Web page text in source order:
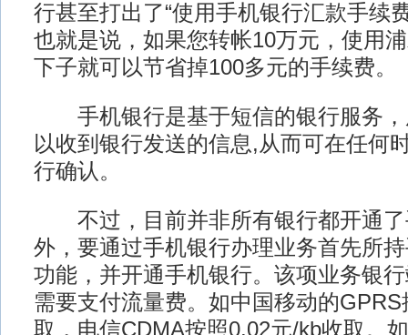
行甚至打出了“使用手机银行汇款手续
也就是说，如果您转帐10万元，使用
下子就可以节省掉100多元的手续费。
手机银行是基于短信的银行服务，
以收到银行发送的信息,从而可在任何
行确认。
不过，目前并非所有银行都开通了
外，要通过手机银行办理业务首先所
功能，并开通手机银行。该项业务银
需要支付流量费。如中国移动的
取，电信CDMA按照0.02元/kb收取。